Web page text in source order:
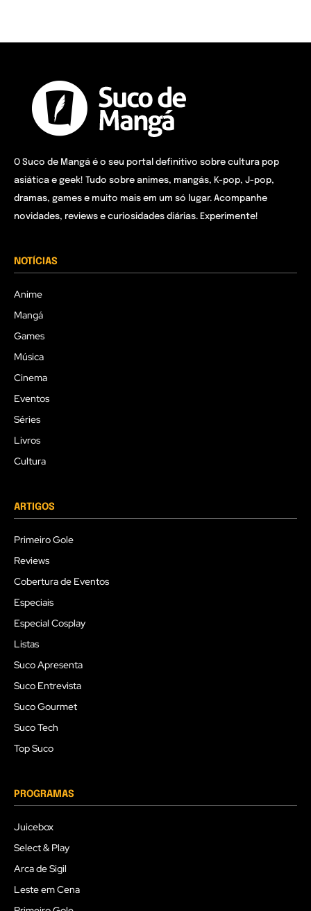
O Suco de Mangá é o seu portal definitivo sobre cultura pop
asiática e geek! Tudo sobre animes, mangás, K-pop, J-pop,
dramas, games e muito mais em um só lugar. Acompanhe
novidades, reviews e curiosidades diárias. Experimente!
NOTÍCIAS
Anime
Mangá
Games
Música
Cinema
Eventos
Séries
Livros
Cultura
ARTIGOS
Primeiro Gole
Reviews
Cobertura de Eventos
Especiais
Especial Cosplay
Listas
Suco Apresenta
Suco Entrevista
Suco Gourmet
Suco Tech
Top Suco
PROGRAMAS
Juicebox
Select & Play
Arca de Sigil
Leste em Cena